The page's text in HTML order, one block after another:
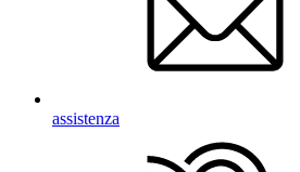
assistenza